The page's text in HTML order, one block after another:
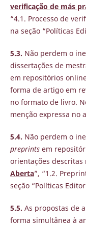
verificação de más
“4.1. Processo de
na seção “Políticas
5.3. Não perdem o
dissertações de
em repositórios
forma de artigo em
no formato de livro.
menção expressa no
5.4. Não perdem o
preprintsem
orientações descritas
Aberta”, “1.2.
seção “Políticas
5.5. As propostas de
forma simultânea à